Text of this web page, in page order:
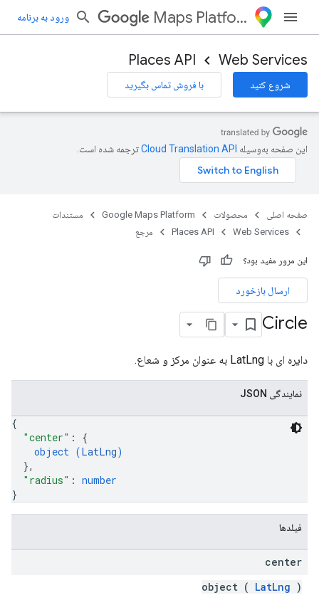
Maps Platform ورود به برنامه
Web Services
Places API
شروع کنید با فروش تماس بگیرید
این صفحه به‌وسیله ترجمه شده است.
صفحه اصلی محصولات Google Maps Platform
مستندات
Web Services
Places API مرجع
این مرور مفید بود؟
ارسال بازخورد
Circle
دایره ای با LatLng به عنوان مرکز و شعاع.
نمایندگی JSON
{
"center" : {
object (LatLng)
},
"radius" : number
}
فیلدها
center
object ( LatLng )